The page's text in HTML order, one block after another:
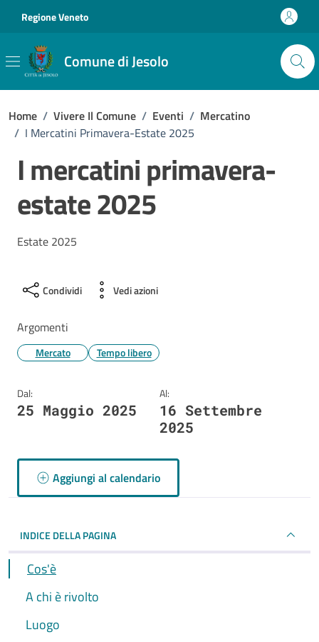
Regione Veneto
Comune di Jesolo
Home / Vivere Il Comune / Eventi / Mercatino
/ I Mercatini Primavera-Estate 2025
I mercatini primavera-
estate 2025
Estate 2025
Condividi Vedi azioni
Argomenti
Mercato Tempo libero
Dal:
25 Maggio 2025
Al:
16 Settembre
2025
Aggiungi al calendario
INDICE DELLA PAGINA
Cos'è
A chi è rivolto
Luogo